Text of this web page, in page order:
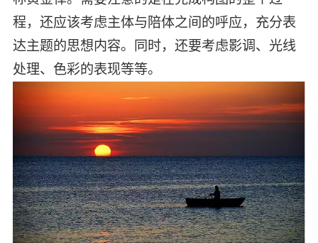
程，还应该考虑主体与陪体之间的呼应，充分表
达主题的思想内容。同时，还要考虑影调、光线
处理、色彩的表现等等。